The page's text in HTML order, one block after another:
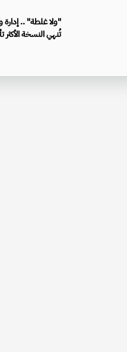
"ولا غلطة" ..
تُنهي النسخة الأكثر